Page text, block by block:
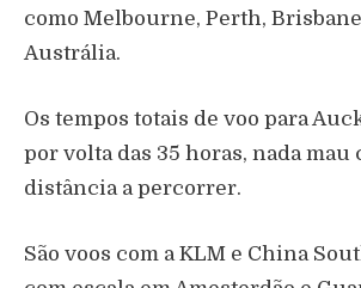
como Melbourne, Perth,
Austrália.
Os tempos totais de voo para
por volta das 35 horas, nada
distância a percorrer.
São voos com a KLM e China